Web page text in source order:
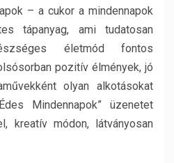
– a cukor a mindennapok
tápanyag, ami tudatosan
életmód fontos
pozitív élmények, jó
olyan alkotásokat
Mindennapok” üzenetet
kreatív módon, látványosan